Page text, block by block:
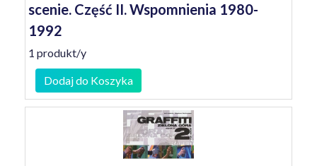
scenie. Część II. Wspomnienia 1980-
1992
1 produkt/y
Dodaj do Koszyka